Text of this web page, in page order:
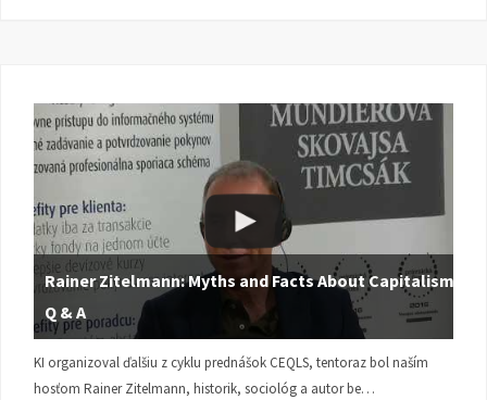
Rainer Zitelmann: Myths and Facts About Capitalism |
Q & A
KI organizoval ďalšiu z cyklu prednášok CEQLS, tentoraz bol naším
hosťom Rainer Zitelmann, historik, sociológ a autor be…